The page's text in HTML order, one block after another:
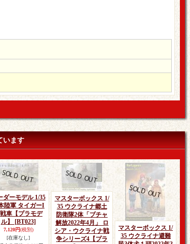
います
ダーモデル 1/35
陸軍 タイガーI
車【プラモデ
ル】
[BT023]
7,120円(税別)
[在庫なし]
マスターボックス 1/
35 ウクライナ郷土
防衛隊2体「ブチャ
解放2022年4月」 ロ
シア・ウクライナ戦
争シリーズ4【プラ
マスターボックス 1/
35 ウクライナ避難